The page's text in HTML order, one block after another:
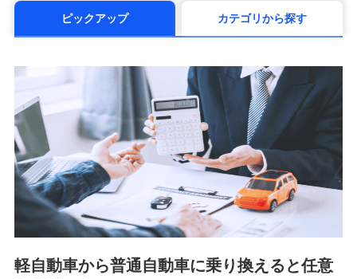
（https://www.msa-life.co.jp/）
メットライフ生命株式会社(https://www.metlife.co.jp/)
■少額短期保険
株式会社アシロ少額短期保険 (https://kailash.co.jp/)
SBIいきいき少額短期保険会社 (https://www.i-
sedai.com/)
SBIペット少額短期保険株式会社 (https://www.sbipet-
ssi.co.jp/)
SBIリスタ少額短期保険会社
(https://www.jishin.co.jp/)
スマートプラス少額短期保険株式会社
チューリッヒ少額短期保険株式会社
ピックアップ カテゴリから探す
軽自動車から普通自動車に乗り換えると任意